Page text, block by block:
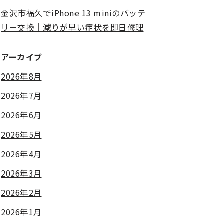
金沢市福久でiPhone 13 miniのバッテ
リー交換｜減りが早い症状を即日修理
アーカイブ
2026年8月
2026年7月
2026年6月
2026年5月
2026年4月
2026年3月
2026年2月
2026年1月